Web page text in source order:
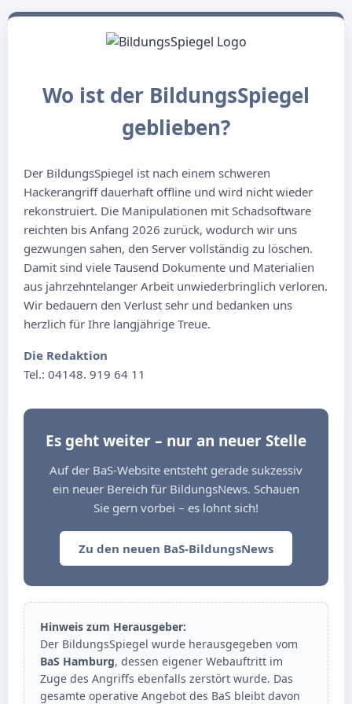
Wo ist der BildungsSpiegel
geblieben?
Der BildungsSpiegel ist nach einem schweren
Hackerangriff dauerhaft offline und wird nicht wieder
rekonstruiert. Die Manipulationen mit Schadsoftware
reichten bis Anfang 2026 zurück, wodurch wir uns
gezwungen sahen, den Server vollständig zu löschen.
Damit sind viele Tausend Dokumente und Materialien
aus jahrzehntelanger Arbeit unwiederbringlich verloren.
Wir bedauern den Verlust sehr und bedanken uns
herzlich für Ihre langjährige Treue.
Die Redaktion
Tel.: 04148. 919 64 11
Es geht weiter – nur an neuer Stelle
Auf der BaS-Website entsteht gerade sukzessiv
ein neuer Bereich für BildungsNews. Schauen
Sie gern vorbei – es lohnt sich!
Zu den neuen BaS-BildungsNews
Hinweis zum Herausgeber:
Der BildungsSpiegel wurde herausgegeben vom
BaS Hamburg, dessen eigener Webauftritt im
Zuge des Angriffs ebenfalls zerstört wurde. Das
gesamte operative Angebot des BaS bleibt davon